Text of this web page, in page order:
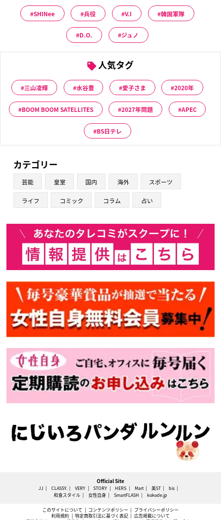
SHINee 兵役 V.I 韓国軍隊
D.O. ジュノ
人気タグ
三山凌輝 水谷豊 愛子さま 2020年
BOOM BOOM SATELLITES 2027年問題 APEC
BS日テレ
カテゴリー
芸能 皇室 国内 海外 スポーツ
ライフ コミック コラム 占い
Official Site
JJ CLASSY. VERY STORY HERS Mart 美ST
bis
和食スタイル
女性自身 SmartFLASH kokode.jp
このサイトについて コンテンツポリシー
プライバシーポリシー
利用規約
特定商取引法に基づく表記
広告掲載について